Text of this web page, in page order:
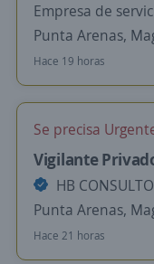
Empresa de
Punta Arenas,
Hace 19 horas
Se precisa
Vigilante
HB
Punta Arenas,
Hace 21 horas